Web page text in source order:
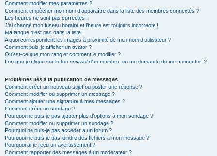
Comment modifier mes paramètres ?
Comment empêcher mon nom d’apparaître dans la liste des membres connectés ?
Les heures ne sont pas correctes !
J’ai changé mon fuseau horaire et l’heure est toujours incorrecte !
Ma langue n’est pas dans la liste !
A quoi correspondent les images à proximité de mon nom d’utilisateur ?
Comment puis-je afficher un avatar ?
Qu’est-ce que mon rang et comment le modifier ?
Lorsque je clique sur le lien courrield’un membre, on me demande de me connecter !?
Problèmes liés à la publication de messages
Comment créer un nouveau sujet ou poster une réponse ?
Comment modifier ou supprimer un message ?
Comment ajouter une signature à mes messages ?
Comment créer un sondage ?
Pourquoi ne puis-je pas ajouter plus d’options à mon sondage ?
Comment modifier ou supprimer un sondage ?
Pourquoi ne puis-je pas accéder à un forum ?
Pourquoi ne puis-je pas joindre des fichiers à mon message ?
Pourquoi ai-je reçu un avertissement ?
Comment rapporter des messages à un modérateur ?